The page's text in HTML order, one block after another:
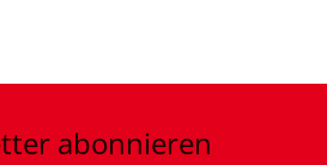
abonnieren